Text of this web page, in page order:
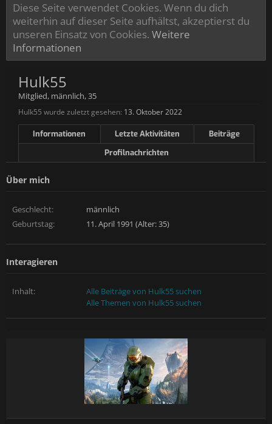
Diese Seite verwendet Cookies. Wenn du dich
weiterhin auf dieser Seite aufhältst, akzeptierst du
unseren Einsatz von Cookies. Weitere
Informationen
Hulk55
Mitglied, männlich, 35
Hulk55 wurde zuletzt gesehen: 13. Oktober 2022
Informationen Letzte Aktivitäten
Beiträge
Profilnachrichten
Über mich
Geschlecht:
männlich
Geburtstag:
11. April 1991 (Alter: 35)
Interagieren
Inhalt:
Alle Beiträge von Hulk55 suchen
Alle Themen von Hulk55 suchen